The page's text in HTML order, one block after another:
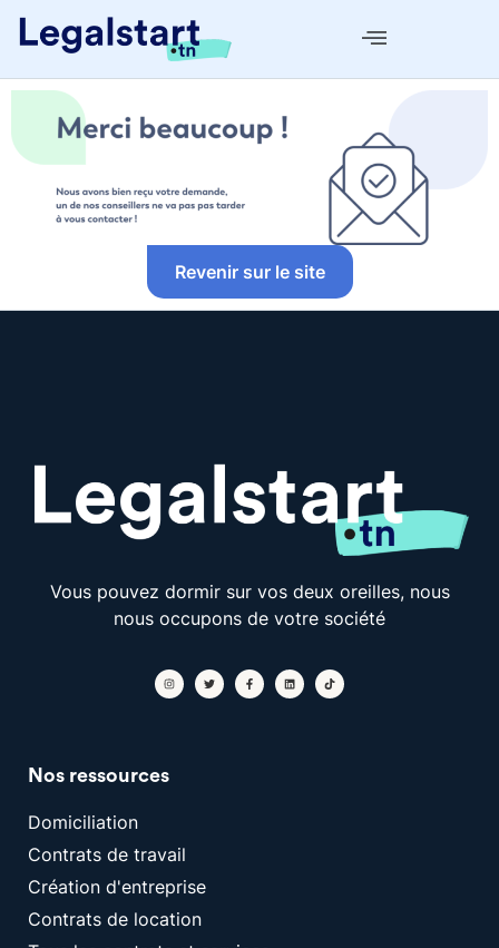
Revenir sur le site
Vous pouvez dormir sur vos deux oreilles, nous
nous occupons de votre société
Nos ressources
Domiciliation
Contrats de travail
Création d'entreprise
Contrats de location